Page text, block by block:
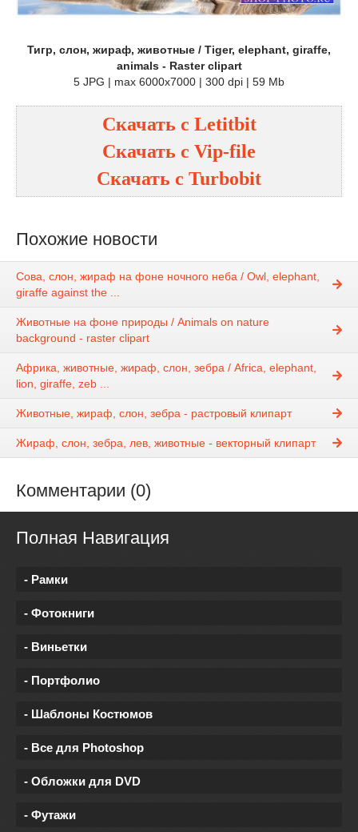
Тигр, слон, жираф, животные / Tiger, elephant, giraffe,
animals - Raster clipart
5 JPG | max 6000x7000 | 300 dpi | 59 Mb
Скачать с Letitbit
Скачать с Vip-file
Скачать с Turbobit
Похожие новости
Сова, слон, жираф на фоне ночного неба / Owl, elephant,
giraffe against the ...
Животные на фоне природы / Animals on nature
background - raster clipart
Африка, животные, жираф, слон, зебра / Africa, elephant,
lion, giraffe, zeb ...
Животные, жираф, слон, зебра - растровый клипарт
Жираф, слон, зебра, лев, животные - векторный клипарт
Комментарии (0)
Полная Навигация
- Рамки
- Фотокниги
- Виньетки
- Портфолио
- Шаблоны Костюмов
- Все для Photoshop
- Обложки для DVD
- Футажи